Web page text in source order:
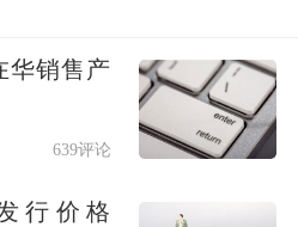
疫情时相比，增长的
。
济复苏势头是不错
的强。所以所有的
华销售产
639评论
行价格